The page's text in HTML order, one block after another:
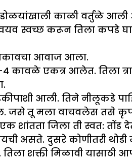
काळी वर्तुळे
करून तिला कपडे
आवाज आला.
कावळे एकत्र आलेत. तिला
आली. तिने नीलूकडे
जसे तू मला वाचवलेस तसे कृपा
शांतता जिला ती स्वत:
असते. दुसरे कोणीतरी
शक्ती मिळावी यासाठी